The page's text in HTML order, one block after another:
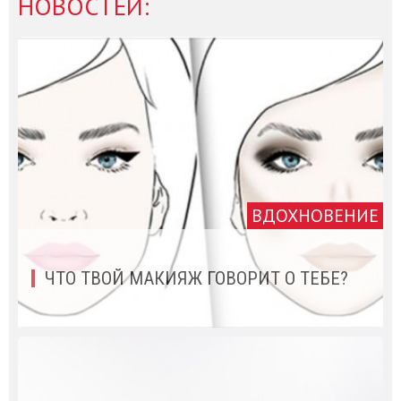
ВДОХНОВЕНИЕ
ЧТО ТВОЙ МАКИЯЖ ГОВОРИТ О ТЕБЕ?